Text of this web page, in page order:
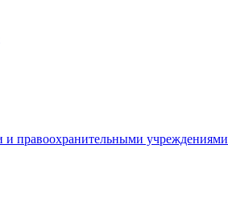
правоохранительными учреждениями